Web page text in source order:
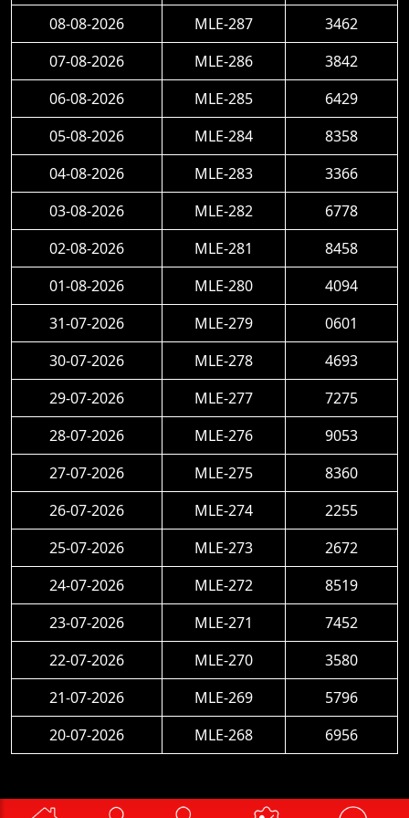
08-08-2026
MLE-287
3462
07-08-2026
MLE-286
3842
06-08-2026
MLE-285
6429
05-08-2026
MLE-284
8358
04-08-2026
MLE-283
3366
03-08-2026
MLE-282
6778
02-08-2026
MLE-281
8458
01-08-2026
MLE-280
4094
31-07-2026
MLE-279
0601
30-07-2026
MLE-278
4693
29-07-2026
MLE-277
7275
28-07-2026
MLE-276
9053
27-07-2026
MLE-275
8360
26-07-2026
MLE-274
2255
25-07-2026
MLE-273
2672
24-07-2026
MLE-272
8519
23-07-2026
MLE-271
7452
22-07-2026
MLE-270
3580
21-07-2026
MLE-269
5796
20-07-2026
MLE-268 6956